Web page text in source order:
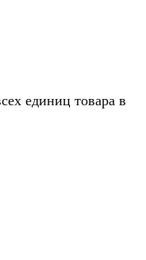
единиц товара в